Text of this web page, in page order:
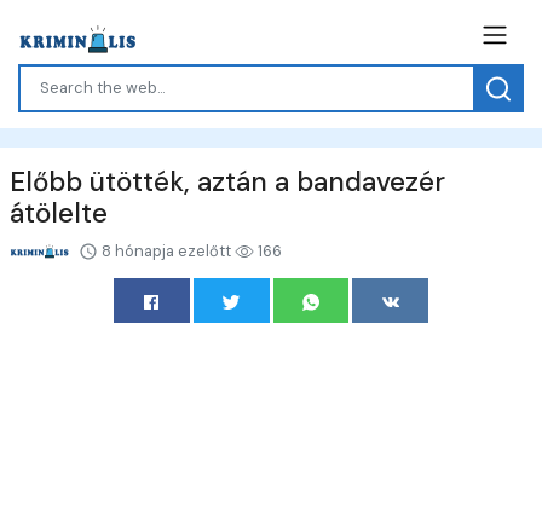
Előbb ütötték, aztán a bandavezér
átölelte
8 hónapja ezelőtt 166